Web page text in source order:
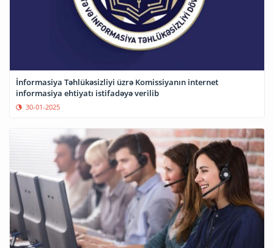
İnformasiya Təhlükəsizliyi üzrə Komissiyanın internet
informasiya ehtiyatı istifadəyə verilib
30-01-2025